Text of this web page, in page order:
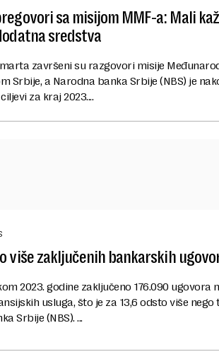
sa misijom MMF-a: Mali
sredstva
završeni su razgovori misije
Srbije, a Narodna banka Srbije (NBS) je
za kraj 2023....
više zaključenih bankarskih
2023. godine zaključeno 176.090 ugovora
usluga, što je za 13,6 odsto više nego
Srbije (NBS). ...